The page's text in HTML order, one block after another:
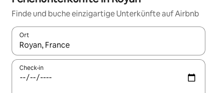
Finde und buche einzigartige Unterkünfte auf Airbnb
Ort
Wenn Ergebnisse verfügbar sind, navigiere mit den
Check-in